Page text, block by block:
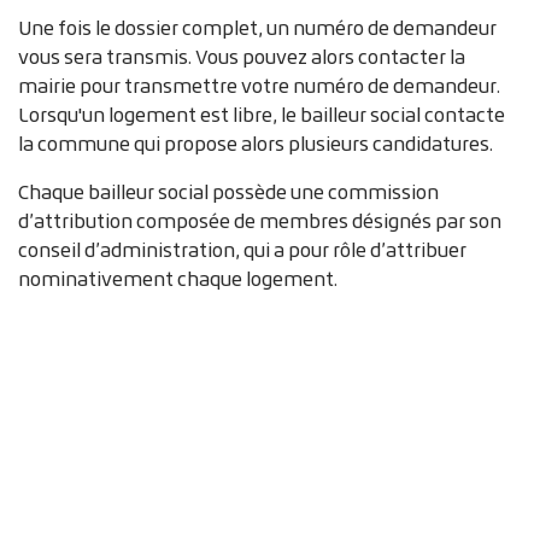
Une fois le dossier complet, un numéro de demandeur
vous sera transmis. Vous pouvez alors contacter la
mairie pour transmettre votre numéro de demandeur.
Lorsqu'un logement est libre, le bailleur social contacte
la commune qui propose alors plusieurs candidatures.
Chaque bailleur social possède une commission
d’attribution composée de membres désignés par son
conseil d’administration, qui a pour rôle d’attribuer
nominativement chaque logement.